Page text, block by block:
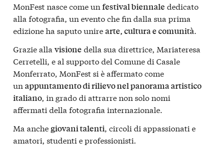
MonFest nasce come un festival biennale dedicato
alla fotografia, un evento che fin dalla sua prima
edizione ha saputo unirearte, cultura e comunità.
Grazie alla visione della sua direttrice, Mariateresa
Cerretelli, e al supporto del Comune di Casale
Monferrato, MonFest si è affermato come
un appuntamento di rilievo nel panorama artistico
italiano, in grado di attrarre non solo nomi
affermati della fotografia internazionale.
Ma anchegiovani talenti, circoli di appassionati e
amatori, studenti e professionisti.